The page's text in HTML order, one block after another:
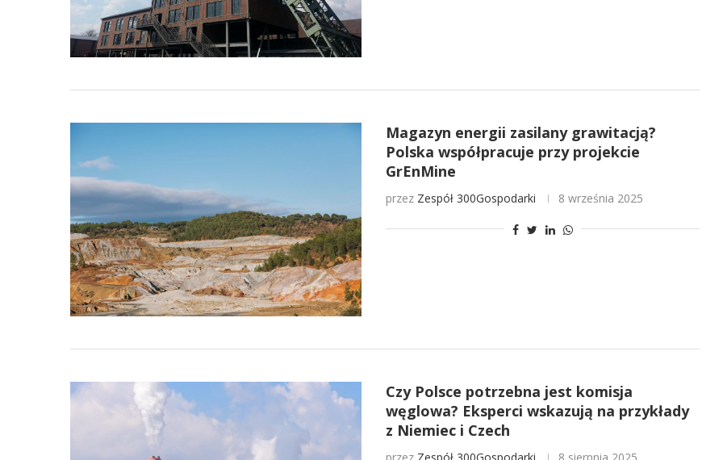
Magazyn energii zasilany grawitacją?
Polska współpracuje przy projekcie
GrEnMine
przez Zespół 300Gospodarki 8 września 2025
Czy Polsce potrzebna jest komisja
węglowa? Eksperci wskazują na przykłady
z Niemiec i Czech